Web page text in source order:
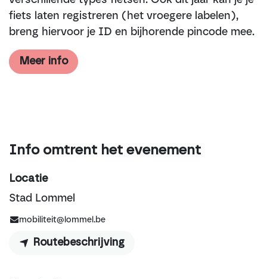
fiets laten registreren (het vroegere labelen),
breng hiervoor je ID en bijhorende pincode mee.
Meer info
Info omtrent het evenement
Locatie
Stad Lommel
mobiliteit@lommel.be
Routebeschrijving